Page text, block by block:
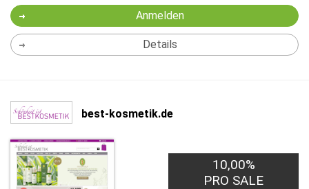
Anmelden
Details
best-kosmetik.de
10,00%
PRO SALE